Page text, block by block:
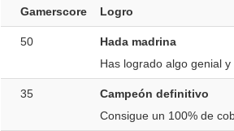
Gamerscore Logro
50
Hada madrina
Has logrado algo genial
35
Campeón definitivo
Consigue un 100% de